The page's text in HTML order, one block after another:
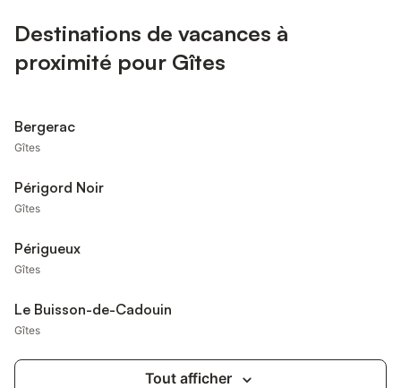
Destinations de vacances à
proximité pour Gîtes
Bergerac
Gîtes
Périgord Noir
Gîtes
Périgueux
Gîtes
Le Buisson-de-Cadouin
Gîtes
Tout afficher